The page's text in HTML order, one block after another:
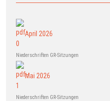
April 2026
Niederschriften GR-Sitzungen
Mai 2026
Niederschriften GR-Sitzungen